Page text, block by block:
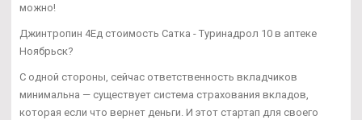
можно!
Джинтропин 4Ед стоимость Сатка - Туринадрол 10 в аптеке
Ноябрьск?
С одной стороны, сейчас ответственность вкладчиков
минимальна — существует система страхования вкладов,
которая если что вернет деньги. И этот стартап для своего